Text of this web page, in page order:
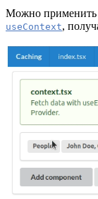
Можно применить
useContext,